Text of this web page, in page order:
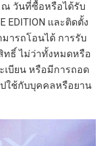
ณ วันที่ซื้อหรือได้รับ
EDITION และติดตั้ง
ารถโอนได้ การรับ
ธิ์ ไม่ว่าทั้งหมดหรือ
เบียน หรือมีการถอด
ใช้กับบุคคลหรือยาน